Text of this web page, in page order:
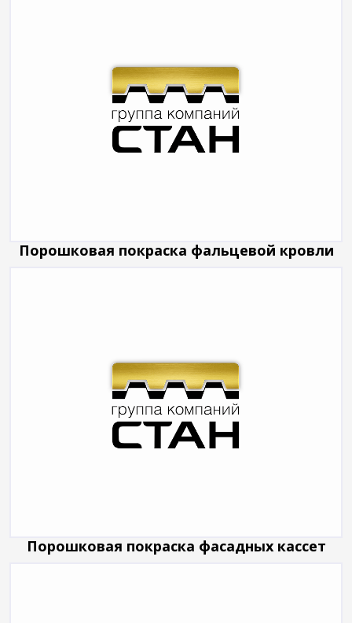
Порошковая покраска фальцевой кровли
Порошковая покраска фасадных кассет